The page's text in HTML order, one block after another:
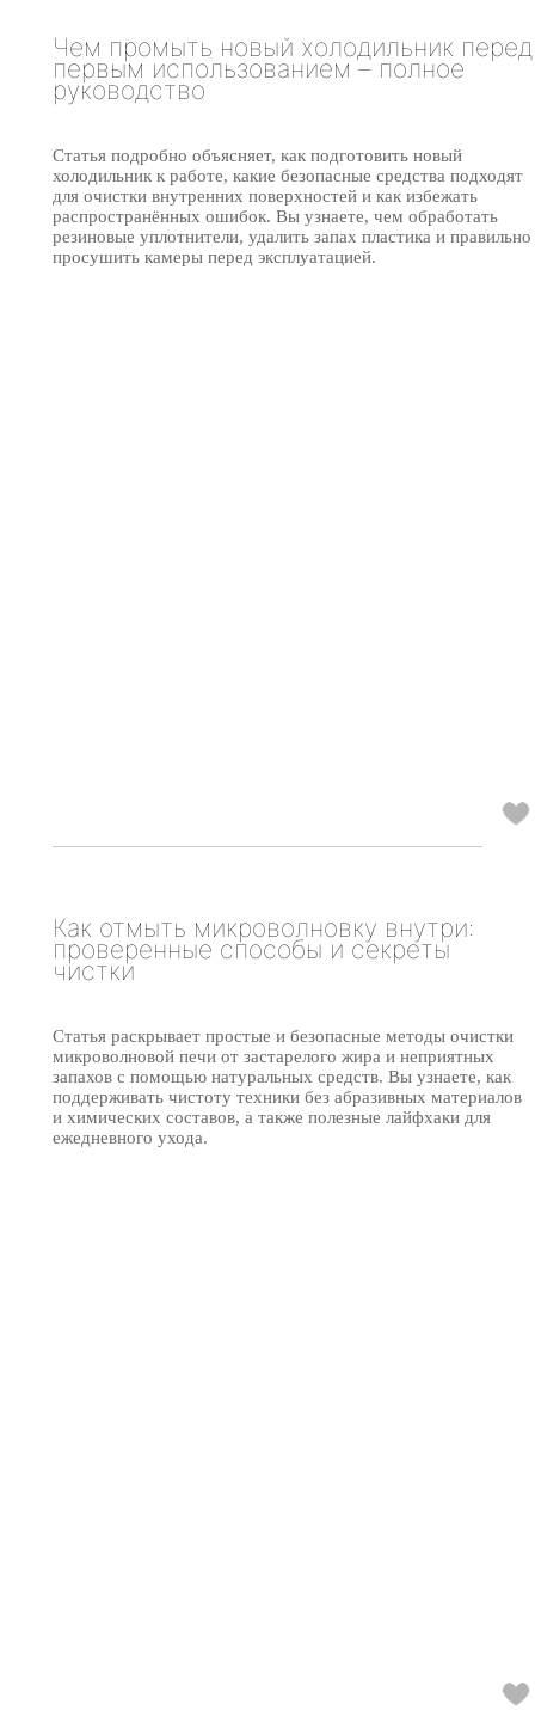
Чем промыть новый холодильник перед
первым использованием – полное
руководство
Статья подробно объясняет, как подготовить новый
холодильник к работе, какие безопасные средства подходят
для очистки внутренних поверхностей и как избежать
распространённых ошибок. Вы узнаете, чем обработать
резиновые уплотнители, удалить запах пластика и правильно
просушить камеры перед эксплуатацией.
Как отмыть микроволновку внутри:
проверенные способы и секреты
чистки
Статья раскрывает простые и безопасные методы очистки
микроволновой печи от застарелого жира и неприятных
запахов с помощью натуральных средств. Вы узнаете, как
поддерживать чистоту техники без абразивных материалов
и химических составов, а также полезные лайфхаки для
ежедневного ухода.